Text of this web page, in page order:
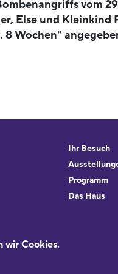
wir Cookies.
vom
Else und
8 Wochen"
Ihr Besuch
Programm
Das Haus